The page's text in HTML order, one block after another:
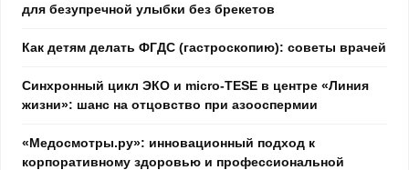
для безупречной улыбки без брекетов
Как детям делать ФГДС (гастроскопию): советы врачей
Синхронный цикл ЭКО и micro-TESE в центре «Линия
жизни»: шанс на отцовство при азооспермии
«Медосмотры.ру»: инновационный подход к
корпоративному здоровью и профессиональной